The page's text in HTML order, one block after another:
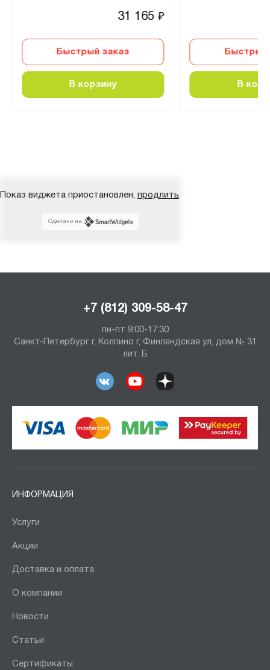
31 165₽
Быстрый заказ
В корзину
Быстрый
В
Показ виджета приостановлен, продлить.
Сделано на
+7 (812) 309-58-47
пн-пт 9:00-17:30
Санкт-Петербург г, Колпино г, Финляндская ул, дом № 31
лит. Б
ИНФОРМАЦИЯ
Услуги
Акции
Доставка и оплата
О компании
Новости
Статьи
Сертификаты